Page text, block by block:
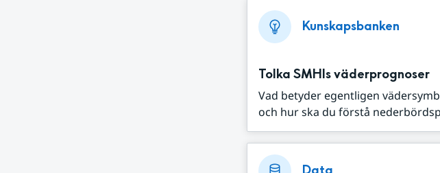
Kunskapsbanken
Tolka SMHIs väderprognoser
Vad betyder egentligen
och hur ska du förstå